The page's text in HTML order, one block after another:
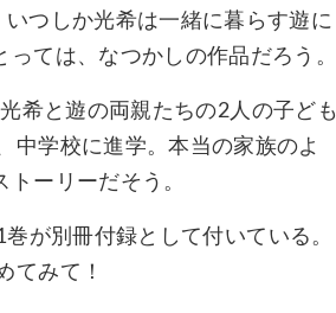
つしか光希は一緒に暮らす遊に
ては、なつかしの作品だろう。
希と遊の両親たちの2人の子ども
中学校に進学。本当の家族のよ
ーリーだそう。
が別冊付録として付いている。
てみて！